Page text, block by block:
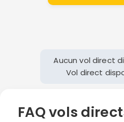
Aucun vol direct
Vol direct
FAQ vols